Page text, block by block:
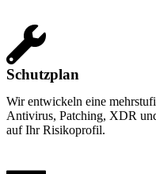
Schutzplan
Wir entwickeln eine
Antivirus, Patching, XDR
auf Ihr Risikoprofil.